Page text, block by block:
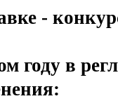
-
году в